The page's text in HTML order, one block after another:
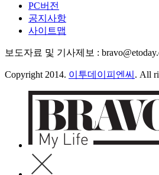
PC버전
공지사항
사이트맵
보도자료 및 기사제보 :
Copyright 2014. 이투데이피엔씨 . All